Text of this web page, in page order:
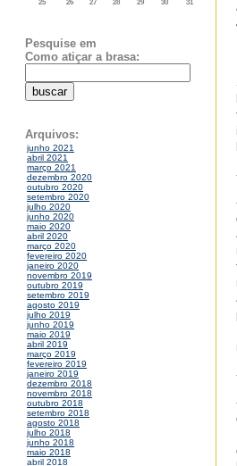
25
26 27 28 29 30 31
Pesquise em
Como atiçar a brasa:
Arquivos:
junho 2021
abril 2021
março 2021
dezembro 2020
outubro 2020
setembro 2020
julho 2020
junho 2020
maio 2020
abril 2020
março 2020
fevereiro 2020
janeiro 2020
novembro 2019
outubro 2019
setembro 2019
agosto 2019
julho 2019
junho 2019
maio 2019
abril 2019
março 2019
fevereiro 2019
janeiro 2019
dezembro 2018
novembro 2018
outubro 2018
setembro 2018
agosto 2018
julho 2018
junho 2018
maio 2018
abril 2018